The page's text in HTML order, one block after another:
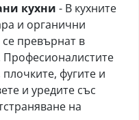
кухни - В кухните
и органични
превърнат в
фугите и
и уредите със
на